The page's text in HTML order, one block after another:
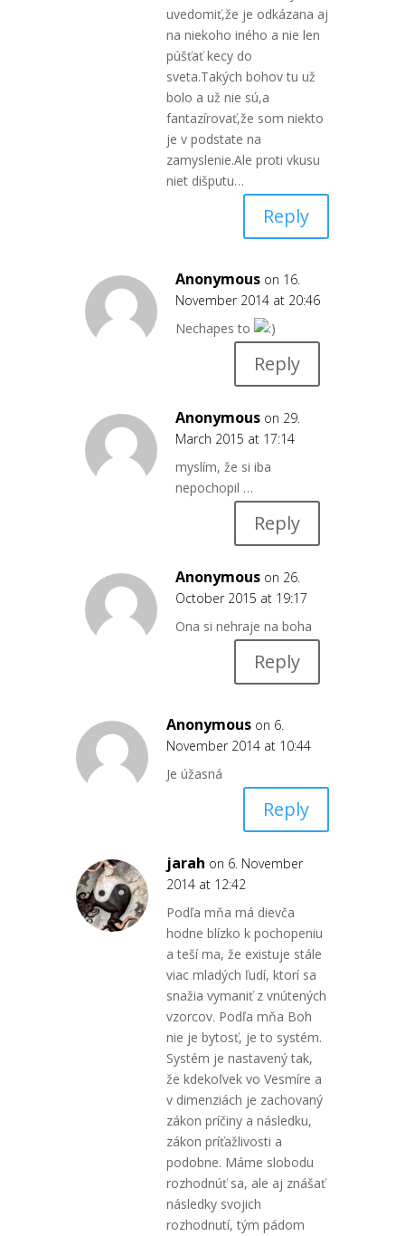
uvedomiť,že je odkázana aj
na niekoho iného a nie len
púšťať kecy do
sveta.Takých bohov tu už
bolo a už nie sú,a
fantazírovať,že som niekto
je v podstate na
zamyslenie.Ale proti vkusu
niet dišputu…
Reply
Anonymous on 16.
November 2014 at 20:46
Nechapes to
Reply
Anonymous on 29.
March 2015 at 17:14
myslím, že si iba
nepochopil …
Reply
Anonymous on 26.
October 2015 at 19:17
Ona si nehraje na boha
Reply
Anonymous on 6.
November 2014 at 10:44
Je úžasná
Reply
jarah on 6. November
2014 at 12:42
Podľa mňa má dievča
hodne blízko k pochopeniu
a teší ma, že existuje stále
viac mladých ľudí, ktorí sa
snažia vymaniť z vnútených
vzorcov. Podľa mňa Boh
nie je bytosť, je to systém.
Systém je nastavený tak,
že kdekoľvek vo Vesmíre a
v dimenziách je zachovaný
zákon príčiny a následku,
zákon príťažlivosti a
podobne. Máme slobodu
rozhodnúť sa, ale aj znášať
následky svojich
rozhodnutí, tým pádom